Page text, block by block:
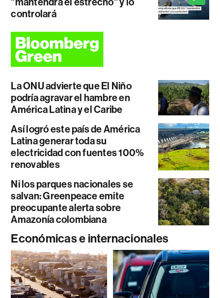
controlará
La ONU advierte que El Niño
podría agravar el hambre en
América Latina y el Caribe
Así logró este país de América
Latina generar toda su
electricidad con fuentes 100%
renovables
Ni los parques nacionales se
salvan: Greenpeace emite
preocupante alerta sobre
Amazonía colombiana
Económicas e internacionales